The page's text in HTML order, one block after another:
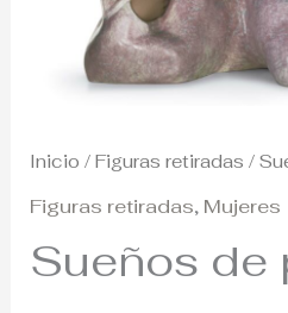
Inicio /Figuras retiradas /
Figuras retiradas, Mujeres
Sueños de
original
era:
es: